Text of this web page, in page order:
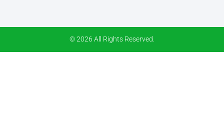
© 2026 All Rights Reserved.